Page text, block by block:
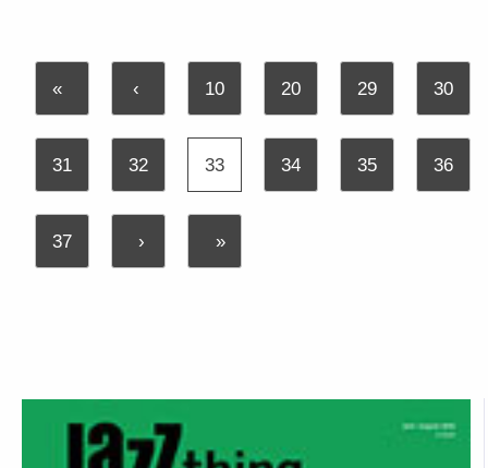
« ‹ 10 20 29 30
31 32 33 34 35 36
37 › »